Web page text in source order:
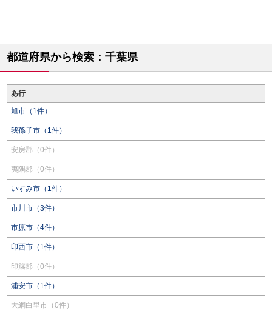
都道府県から検索：千葉県
あ行
旭市（1件）
我孫子市（1件）
安房郡（0件）
夷隅郡（0件）
いすみ市（1件）
市川市（3件）
市原市（4件）
印西市（1件）
印旛郡（0件）
浦安市（1件）
大網白里市（0件）